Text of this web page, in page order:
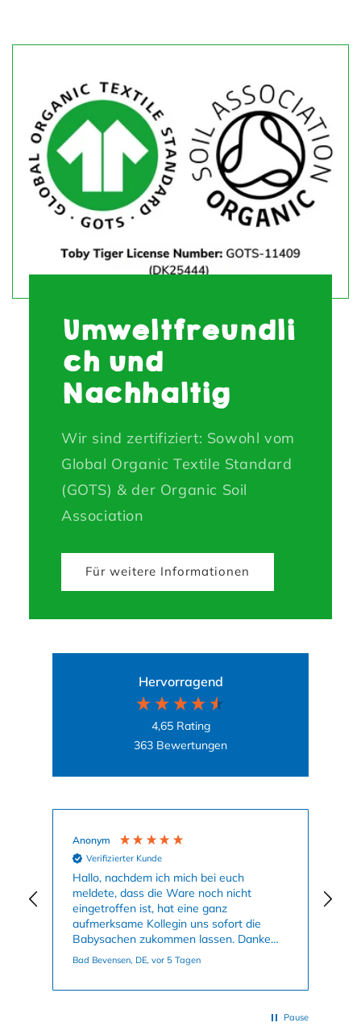
Umweltfreundli
ch und
Nachhaltig
Wir sind zertifiziert: Sowohl vom
Global Organic Textile Standard
(GOTS) & der Organic Soil
Association
Für weitere Informationen
Hervorragend
4,65 Rating
363 Bewertungen
Anonym
Verifizierter Kunde
Hallo, nachdem ich mich bei euch
meldete, dass die Ware noch nicht
eingetroffen ist, hat eine ganz
aufmerksame Kollegin uns sofort die
Babysachen zukommen lassen. Danke
nochmals dafür. Viele Grüße, Bettina
Bad Bevensen, DE, vor 5 Tagen
Pause